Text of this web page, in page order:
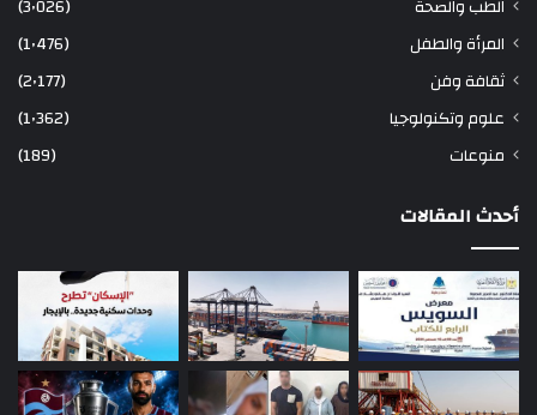
الطب والصحة
(3٬026)
المرأة والطفل
(1٬476)
ثقافة وفن
(2٬177)
علوم وتكنولوجيا
(1٬362)
منوعات
(189)
أحدث المقالات